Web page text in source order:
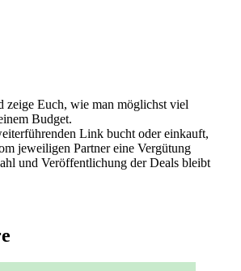
zeige Euch, wie man möglichst viel
Budget.
Link bucht oder einkauft,
jeweiligen Partner eine Vergütung
und Veröffentlichung der Deals bleibt